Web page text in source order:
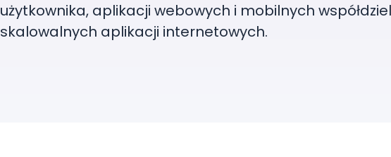
użytkownika, aplikacji webowych i mobilnych
skalowalnych aplikacji internetowych.